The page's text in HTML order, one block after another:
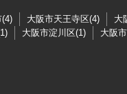
(4) 大阪市天王寺区(4) 大
大阪市淀川区(1) 大阪